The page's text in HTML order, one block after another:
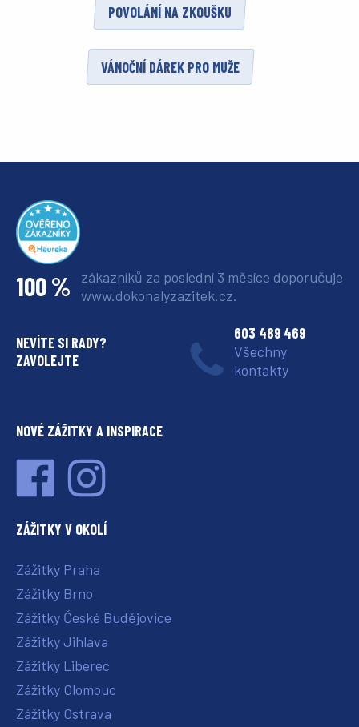
POVOLÁNÍ NA ZKOUŠKU
VÁNOČNÍ DÁREK PRO MUŽE
100 % zákazníků za poslední 3 měsíce doporučuje
www.dokonalyzazitek.cz.
NEVÍTE SI RADY?
ZAVOLEJTE
603 489 469
Všechny
kontakty
NOVÉ ZÁŽITKY A INSPIRACE
ZÁŽITKY V OKOLÍ
Zážitky Praha
Zážitky Brno
Zážitky České Budějovice
Zážitky Jihlava
Zážitky Liberec
Zážitky Olomouc
Zážitky Ostrava